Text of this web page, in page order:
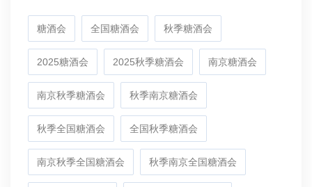
糖酒会 全国糖酒会 秋季糖酒会
2025糖酒会 2025秋季糖酒会 南京糖酒会
南京秋季糖酒会 秋季南京糖酒会
秋季全国糖酒会 全国秋季糖酒会
南京秋季全国糖酒会 秋季南京全国糖酒会